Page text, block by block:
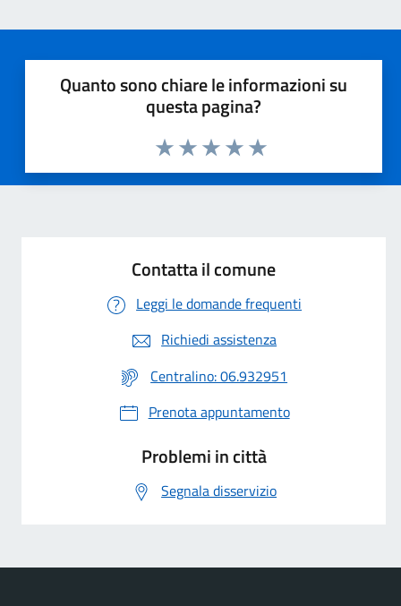
Quanto sono chiare le informazioni su
questa pagina?
Valuta 5 stelle su 5
Valuta 4 stelle su 5
Valuta 3 stelle su 5
Valuta 2 stelle su 5
Valuta 1 stelle su 5
Contatta il comune
Leggi le domande frequenti
Richiedi assistenza
Centralino: 06.932951
Prenota appuntamento
Problemi in città
Segnala disservizio